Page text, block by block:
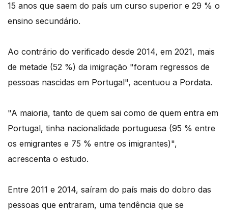
15 anos que saem do país um curso superior e 29 % o
ensino secundário.
Ao contrário do verificado desde 2014, em 2021, mais
de metade (52 %) da imigração "foram regressos de
pessoas nascidas em Portugal", acentuou a Pordata.
"A maioria, tanto de quem sai como de quem entra em
Portugal, tinha nacionalidade portuguesa (95 % entre
os emigrantes e 75 % entre os imigrantes)",
acrescenta o estudo.
Entre 2011 e 2014, saíram do país mais do dobro das
pessoas que entraram, uma tendência que se